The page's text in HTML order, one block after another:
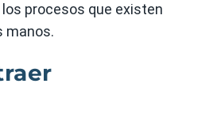
procesos que existen
manos.